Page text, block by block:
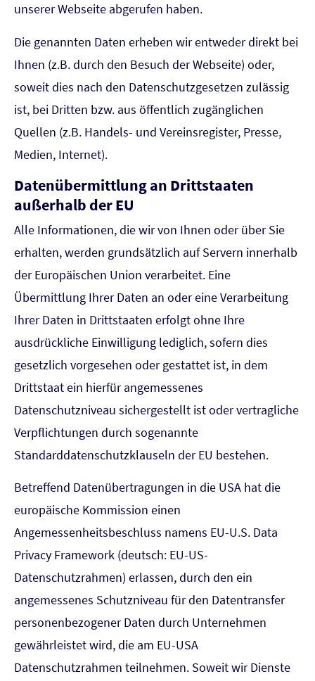
unserer Webseite abgerufen haben.
Die genannten Daten erheben wir entweder direkt bei
Ihnen (z.B. durch den Besuch der Webseite) oder,
soweit dies nach den Datenschutzgesetzen zulässig
ist, bei Dritten bzw. aus öffentlich zugänglichen
Quellen (z.B. Handels- und Vereinsregister, Presse,
Medien, Internet).
Datenübermittlung an Drittstaaten
außerhalb der EU
Alle Informationen, die wir von Ihnen oder über Sie
erhalten, werden grundsätzlich auf Servern innerhalb
der Europäischen Union verarbeitet. Eine
Übermittlung Ihrer Daten an oder eine Verarbeitung
Ihrer Daten in Drittstaaten erfolgt ohne Ihre
ausdrückliche Einwilligung lediglich, sofern dies
gesetzlich vorgesehen oder gestattet ist, in dem
Drittstaat ein hierfür angemessenes
Datenschutzniveau sichergestellt ist oder vertragliche
Verpflichtungen durch sogenannte
Standarddatenschutzklauseln der EU bestehen.
Betreffend Datenübertragungen in die USA hat die
europäische Kommission einen
Angemessenheitsbeschluss namens EU-U.S. Data
Privacy Framework (deutsch: EU-US-
Datenschutzrahmen) erlassen, durch den ein
angemessenes Schutzniveau für den Datentransfer
personenbezogener Daten durch Unternehmen
gewährleistet wird, die am EU-USA
Datenschutzrahmen teilnehmen. Soweit wir Dienste